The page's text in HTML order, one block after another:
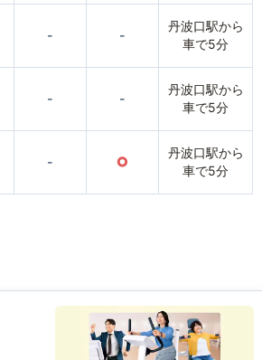
- -
丹波口駅から
車で5分
- -
丹波口駅から
車で5分
- ○
丹波口駅から
車で5分